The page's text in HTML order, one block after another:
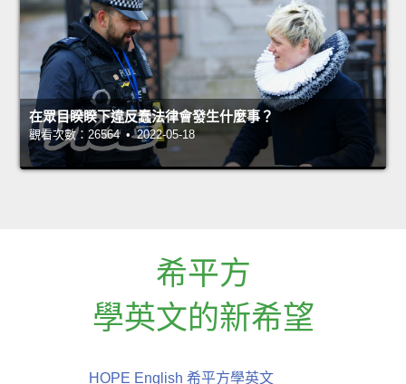
在眾目睽睽下違反蠢法律會發生什麼事？
觀看次數：26564 • 2022-05-18
希平方
學英文的新希望
HOPE English 希平方學英文